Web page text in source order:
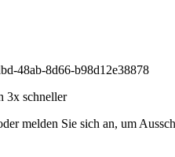
48ab-8d66-b98d12e38878
3x schneller
melden Sie sich an, um